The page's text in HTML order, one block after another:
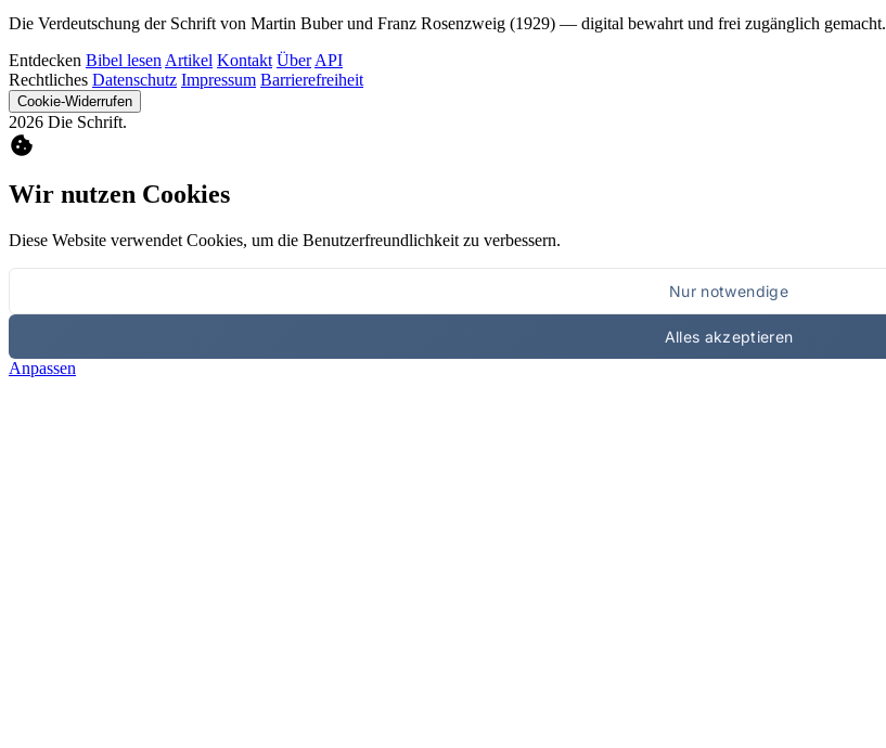
Die Verdeutschung der Schrift von Martin Buber und Franz Rosenzweig (1929) — digital bewahrt und frei zugänglich gemacht.
Entdecken Bibel lesen Artikel Kontakt Über API
Rechtliches Datenschutz Impressum Barrierefreiheit
Cookie-Widerrufen
2026 Die Schrift.
cookie
Wir nutzen Cookies
Diese Website verwendet Cookies, um die Benutzerfreundlichkeit zu verbessern.
Nur notwendige
Alles akzeptieren
Anpassen